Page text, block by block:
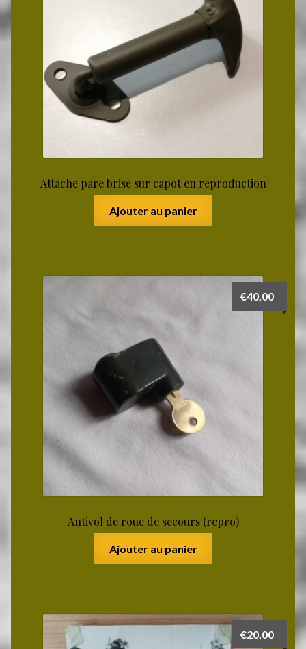
Attache pare brise sur capot en reproduction
Ajouter au panier
Antivol de roue de secours (repro)
€40,00
Ajouter au panier
€20,00